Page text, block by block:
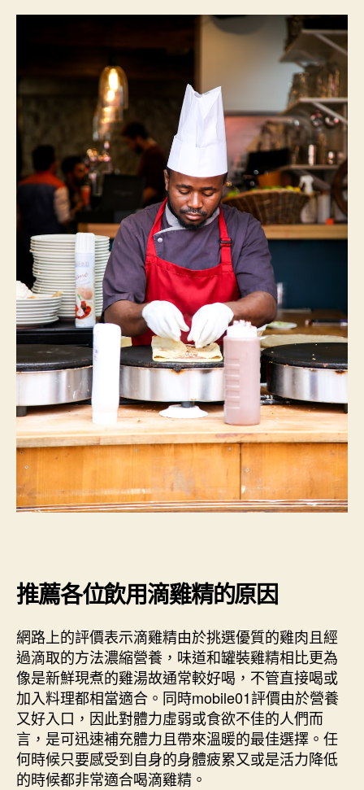
推薦各位飲用滴雞精的原因
網路上的評價表示滴雞精由於挑選優質的雞肉且經
過滴取的方法濃縮營養，味道和罐裝雞精相比更為
像是新鮮現煮的雞湯故通常較好喝，不管直接喝或
加入料理都相當適合。同時mobile01評價由於營養
又好入口，因此對體力虛弱或食欲不佳的人們而
言，是可迅速補充體力且帶來溫暖的最佳選擇。任
何時候只要感受到自身的身體疲累又或是活力降低
的時候都非常適合喝滴雞精。